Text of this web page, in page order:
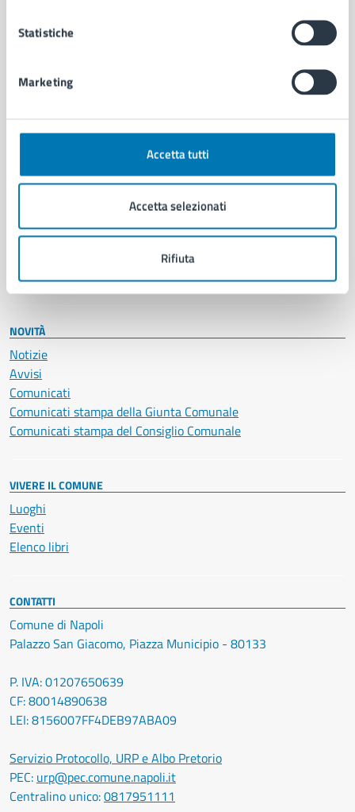
Statistiche
Marketing
Accetta tutti
Accetta selezionati
Rifiuta
Ambiente
Educazione e formazione
Giustizia e sicurezza pubblica
Salute, benessere e assistenza
Vita lavorativa
NOVITÀ
Notizie
Avvisi
Comunicati
Comunicati stampa della Giunta Comunale
Comunicati stampa del Consiglio Comunale
VIVERE IL COMUNE
Luoghi
Eventi
Elenco libri
CONTATTI
Comune di Napoli
Palazzo San Giacomo, Piazza Municipio - 80133
P. IVA: 01207650639
CF: 80014890638
LEI: 8156007FF4DEB97ABA09
Servizio Protocollo, URP e Albo Pretorio
PEC: urp@pec.comune.napoli.it
Centralino unico:0817951111